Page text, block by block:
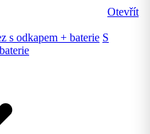
Otevřít
s odkapem + baterie S